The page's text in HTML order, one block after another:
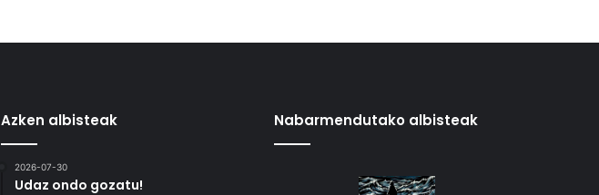
Azken albisteak
2026-07-30
Udaz ondo gozatu!
Nabarmendutako albisteak